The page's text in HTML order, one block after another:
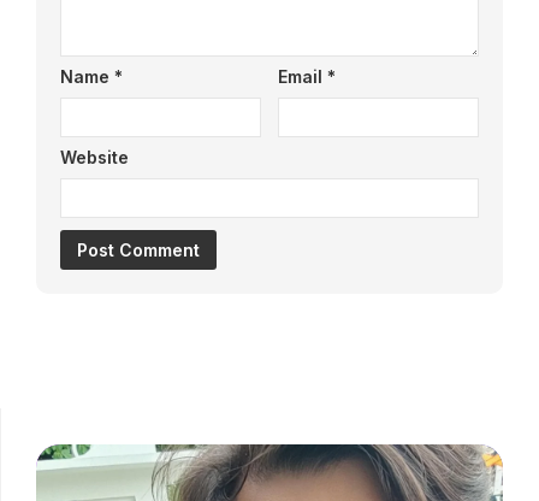
Name * Email *
Website